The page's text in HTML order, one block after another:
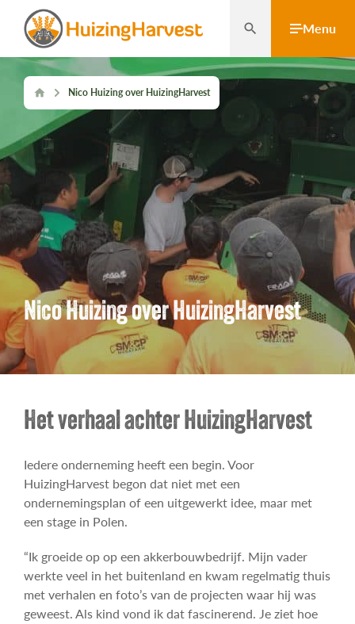
Home
Projecten
Vacatures
Over ons
nieuws
Contact
search Menu
home Nico Huizing over HuizingHarvest
Nico Huizing over HuizingHarvest
Het verhaal achter HuizingHarvest
Iedere onderneming heeft een begin. Voor
HuizingHarvest begon dat niet met een
ondernemingsplan of een uitgewerkt idee, maar met
een stage in Polen.
“Ik groeide op op een akkerbouwbedrijf. Mijn vader
werkte veel in het buitenland en kwam regelmatig thuis
met verhalen en foto’s van de projecten waar hij was
geweest. Als kind vond ik dat fascinerend. Je ziet hoe